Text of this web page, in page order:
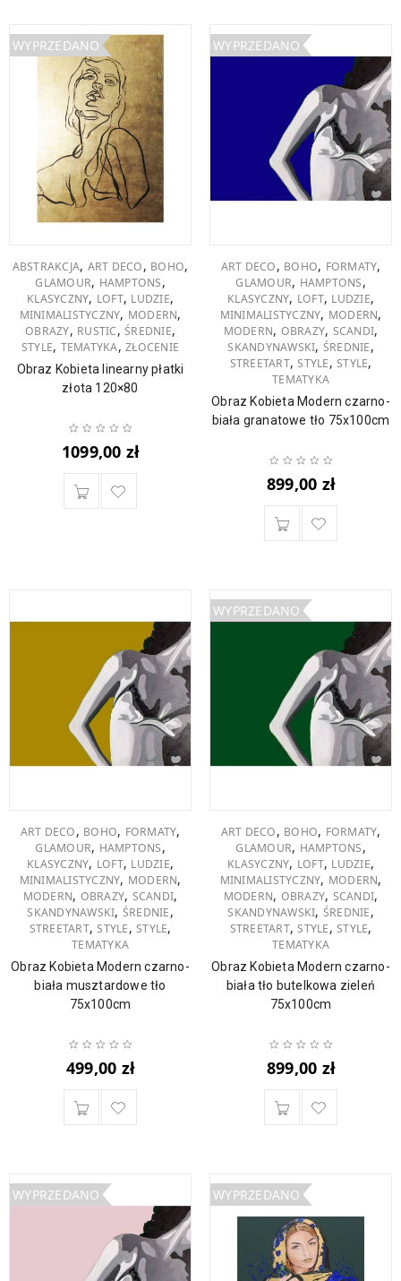
WYPRZEDANO
ABSTRAKCJA, ART DECO, BOHO,
GLAMOUR, HAMPTONS,
KLASYCZNY, LOFT, LUDZIE,
MINIMALISTYCZNY, MODERN,
OBRAZY, RUSTIC, ŚREDNIE,
STYLE, TEMATYKA,ZŁOCENIE
Obraz Kobieta linearny płatki
złota 120×80
1099,00 zł
WYPRZEDANO
ART DECO, BOHO, FORMATY,
GLAMOUR, HAMPTONS,
KLASYCZNY, LOFT, LUDZIE,
MINIMALISTYCZNY, MODERN,
MODERN, OBRAZY, SCANDI,
SKANDYNAWSKI, ŚREDNIE,
STREETART,STYLE, STYLE,
TEMATYKA
Obraz Kobieta Modern czarno-
biała granatowe tło 75x100cm
899,00 zł
ART DECO, BOHO, FORMATY,
GLAMOUR, HAMPTONS,
KLASYCZNY, LOFT, LUDZIE,
MINIMALISTYCZNY, MODERN,
MODERN, OBRAZY, SCANDI,
SKANDYNAWSKI, ŚREDNIE,
STREETART,STYLE, STYLE,
TEMATYKA
Obraz Kobieta Modern czarno-
biała musztardowe tło
75x100cm
499,00 zł
WYPRZEDANO
ART DECO, BOHO, FORMATY,
GLAMOUR, HAMPTONS,
KLASYCZNY, LOFT, LUDZIE,
MINIMALISTYCZNY, MODERN,
MODERN, OBRAZY, SCANDI,
SKANDYNAWSKI, ŚREDNIE,
STREETART,STYLE, STYLE,
TEMATYKA
Obraz Kobieta Modern czarno-
biała tło butelkowa zieleń
75x100cm
899,00 zł
WYPRZEDANO WYPRZEDANO